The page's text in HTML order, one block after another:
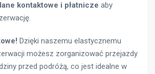
kontaktowe i płatnicze aby
Dzięki naszemu elastycznemu
możesz zorganizować przejazdy
przed podróżą, co jest idealne w